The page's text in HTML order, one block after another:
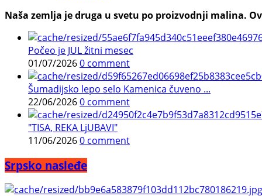
Naša zemlja je druga u svetu po proizvodnji malina.
Počeo je JUL žitni mesec
01/07/20260 comment
Šumadijsko lepo selo Kamenica čuveno ...
22/06/20260 comment
"TISA, REKA LjUBAVI"
11/06/20260 comment
Srpsko nasleđe